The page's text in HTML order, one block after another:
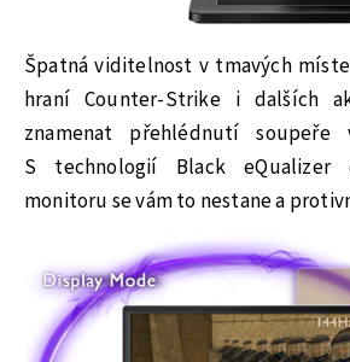
Špatná viditelnost v tmavých
hraní Counter-Strike i dalších
znamenat přehlédnutí
S technologií Black eQualizer
monitoru se vám to nestane a